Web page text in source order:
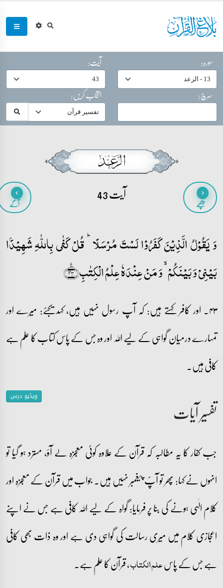
سورہ:
آیت:
سرچ:
انتخاب کریں:
پیچھے آیت 43 آگے
وَ یَقُوۡلُ الَّذِیۡنَ کَفَرُوۡا لَسۡتَ مُرۡسَلًا ؕ قُلۡ کَفٰی بِاللّٰہِ شَہِیۡدًۢا
بَیۡنِیۡ وَ بَیۡنَکُمۡ ۙ وَ مَنۡ عِنۡدَہٗ عِلۡمُ الۡکِتٰبِ﴿٪۴۳﴾
۴۳۔ اور کافر کہتے ہیں: کہ آپ رسول نہیں ہیں، کہدیجئے: میرے اور
تمہارے درمیان گواہی کے لیے اللہ اور وہ جس کے پاس کتاب کا علم ہے
کافی ہیں۔
ویڈیو درس تفسیر آیات
جب کفار کا یہ مطالبہ کہ قرآن کے علاوہ کوئی معجزہ لے آؤ، مسترد ہو گیا تو
انہوں نے کہا: پھر تو آپؐ پیغمبر نہیں ہیں۔ جواب میں قرآن کے معجزہ اور
کلام الٰہی ہونے کی بنا پر فرمایا: گواہ کے لیے اللہ کافی ہے جس نے اپنے
اعجازی کلام میں میری رسالت کی گواہی دی ہے اور وہ ذات بھی کافی
ہے جس کے پاسعلم الکتاب، قرآن کا علم ہے۔